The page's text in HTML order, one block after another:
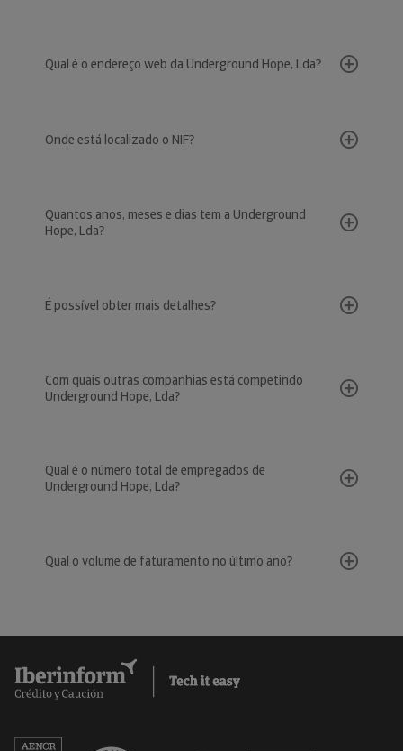
Qual é o endereço web da Underground Hope, Lda?
Onde está localizado o NIF?
Quantos anos, meses e dias tem a Underground
Hope, Lda?
É possível obter mais detalhes?
Com quais outras companhias está competindo
Underground Hope, Lda?
Qual é o número total de empregados de
Underground Hope, Lda?
Qual o volume de faturamento no último ano?